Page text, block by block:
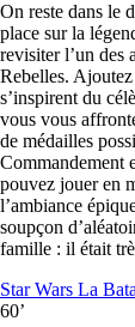
On reste dans le
place sur la
revisiter l’un des
Rebelles. Ajoutez
s’inspirent du
vous vous
de médailles
Commandement
pouvez jouer en
l’ambiance
soupçon
famille : il était
Star Wars La
60’